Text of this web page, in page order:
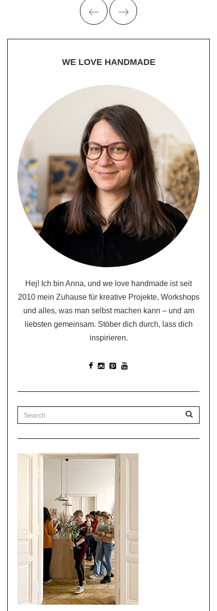
WE LOVE HANDMADE
Hej! Ich bin Anna, und we love handmade ist seit
2010 mein Zuhause für kreative Projekte, Workshops
und alles, was man selbst machen kann – und am
liebsten gemeinsam. Stöber dich durch, lass dich
inspirieren.